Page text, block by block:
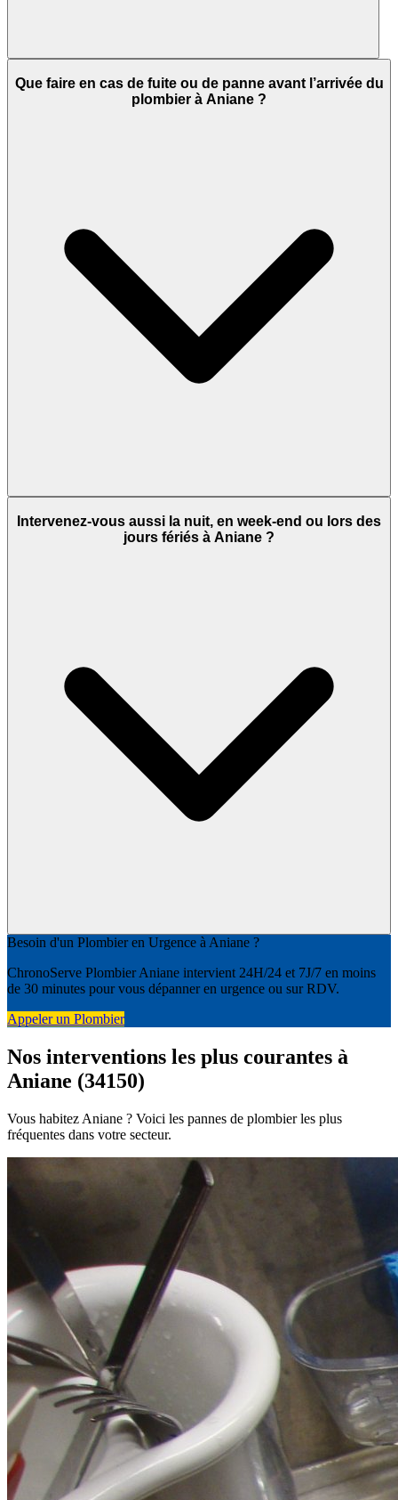
Que faire en cas de fuite ou de panne avant l’arrivée du
plombier à Aniane ?
Intervenez-vous aussi la nuit, en week-end ou lors des
jours fériés à Aniane ?
Besoin d'un Plombier en Urgence à Aniane ?
ChronoServe Plombier Aniane intervient 24H/24 et 7J/7 en moins
de 30 minutes pour vous dépanner en urgence ou sur RDV.
Appeler un Plombier
Nos interventions les plus courantes à
Aniane (34150)
Vous habitez Aniane ? Voici les pannes de plombier les plus
fréquentes dans votre secteur.